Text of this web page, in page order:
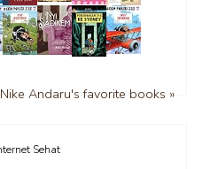
Nike Andaru's favorite books »